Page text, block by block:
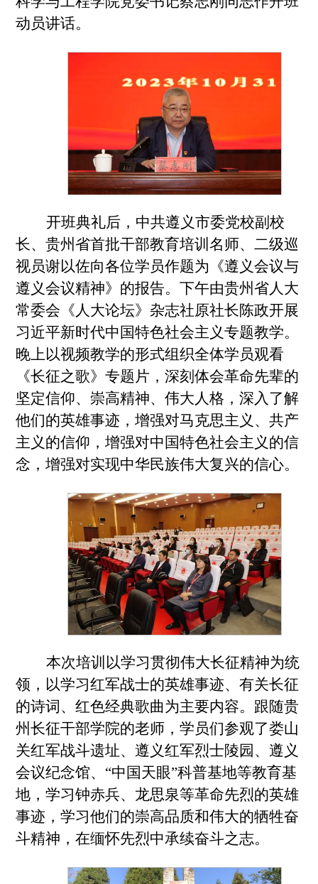
动员讲话。
开班典礼后，中共遵义市委党校副校
长、贵州省首批干部教育培训名师、二级巡
视员谢以佐向各位学员作题为《遵义会议与
遵义会议精神》的报告。下午由贵州省人大
常委会《人大论坛》杂志社原社长陈政开展
习近平新时代中国特色社会主义专题教学。
晚上以视频教学的形式组织全体学员观看
《长征之歌》专题片，深刻体会革命先辈的
坚定信仰、崇高精神、伟大人格，深入了解
他们的英雄事迹，增强对马克思主义、共产
主义的信仰，增强对中国特色社会主义的信
念，增强对实现中华民族伟大复兴的信心。
本次培训以学习贯彻伟大长征精神为统
领，以学习红军战士的英雄事迹、有关长征
的诗词、红色经典歌曲为主要内容。跟随贵
州长征干部学院的老师，学员们参观了娄山
关红军战斗遗址、遵义红军烈士陵园、遵义
会议纪念馆、“中国天眼”科普基地等教育基
地，学习钟赤兵、龙思泉等革命先烈的英雄
事迹，学习他们的崇高品质和伟大的牺牲奋
斗精神，在缅怀先烈中承续奋斗之志。